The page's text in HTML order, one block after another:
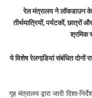
रेल मंत्रालय ने लॉकडाउन के
तीर्थयात्रियों, पर्यटकों, छात्रों
श्रमिक
ये विशेष रेलगाडि़यां संबंधित
गृह मंत्रालय द्वारा जारी दिशा-